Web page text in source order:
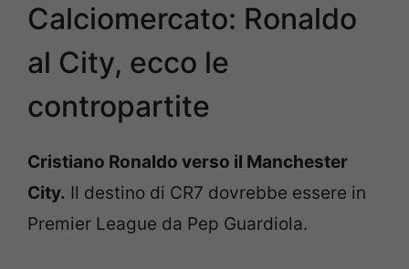
Calciomercato: Ronaldo
al City, ecco le
contropartite
Cristiano Ronaldo verso il Manchester
City. Il destino di CR7 dovrebbe essere in
Premier League da Pep Guardiola.